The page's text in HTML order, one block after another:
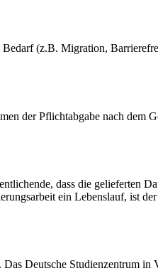
(z.B. Migration,
der Pflichtabgabe nach dem
dass die gelieferten
ein Lebenslauf, ist
Deutsche Studienzentrum in